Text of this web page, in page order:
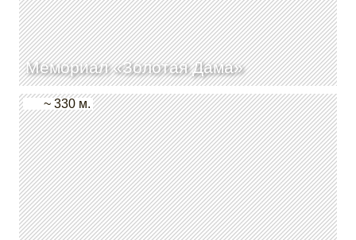
Мемориал «Золотая Дама»
~ 330 м.